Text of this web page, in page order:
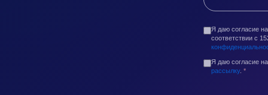
Я даю согласие
соответствии с
Я даю согласие
рассылку. *